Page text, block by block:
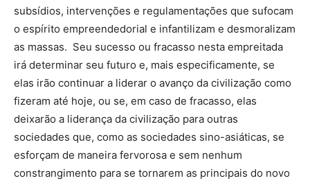
subsídios, intervenções e regulamentações que sufocam
o espírito empreendedorial e infantilizam e desmoralizam
as massas. Seu sucesso ou fracasso nesta empreitada
irá determinar seu futuro e, mais especificamente, se
elas irão continuar a liderar o avanço da civilização como
fizeram até hoje, ou se, em caso de fracasso, elas
deixarão a liderança da civilização para outras
sociedades que, como as sociedades sino-asiáticas, se
esforçam de maneira fervorosa e sem nenhum
constrangimento para se tornarem as principais do novo